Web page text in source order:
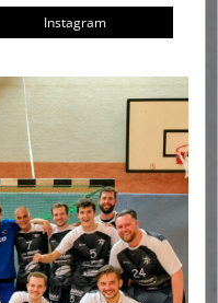
Instagram